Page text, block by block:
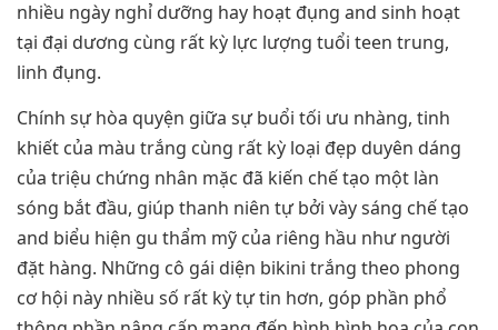
nhiều ngày nghỉ dưỡng hay hoạt đụng and sinh hoạt
tại đại dương cùng rất kỳ lực lượng tuổi teen trung,
linh đụng.
Chính sự hòa quyện giữa sự buổi tối ưu nhàng, tinh
khiết của màu trắng cùng rất kỳ loại đẹp duyên dáng
của triệu chứng nhân mặc đã kiến chế tạo một làn
sóng bắt đầu, giúp thanh niên tự bởi vày sáng chế tạo
and biểu hiện gu thẩm mỹ của riêng hầu như người
đặt hàng. Những cô gái diện bikini trắng theo phong
cơ hội này nhiều số rất kỳ tự tin hơn, góp phần phổ